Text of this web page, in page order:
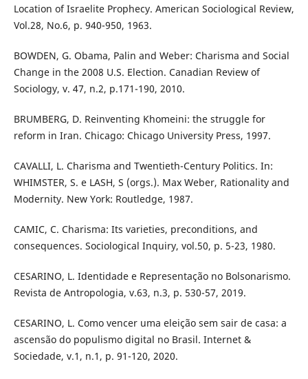
Location of Israelite Prophecy. American Sociological Review,
Vol.28, No.6, p. 940-950, 1963.
BOWDEN, G. Obama, Palin and Weber: Charisma and Social
Change in the 2008 U.S. Election. Canadian Review of
Sociology, v. 47, n.2, p.171-190, 2010.
BRUMBERG, D. Reinventing Khomeini: the struggle for
reform in Iran. Chicago: Chicago University Press, 1997.
CAVALLI, L. Charisma and Twentieth-Century Politics. In:
WHIMSTER, S. e LASH, S (orgs.). Max Weber, Rationality and
Modernity. New York: Routledge, 1987.
CAMIC, C. Charisma: Its varieties, preconditions, and
consequences. Sociological Inquiry, vol.50, p. 5-23, 1980.
CESARINO, L. Identidade e Representação no Bolsonarismo.
Revista de Antropologia, v.63, n.3, p. 530-57, 2019.
CESARINO, L. Como vencer uma eleição sem sair de casa: a
ascensão do populismo digital no Brasil. Internet &
Sociedade, v.1, n.1, p. 91-120, 2020.